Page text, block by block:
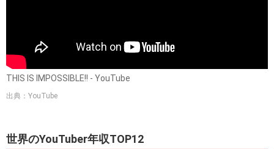
THIS IS IMPOSSIBLE!! - YouTube
出典：YouTube
世界のYouTuber年収TOP12